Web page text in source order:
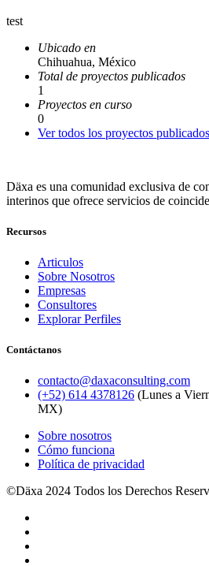
test
Ubicado en
Chihuahua, México
Total de proyectos publicados
1
Proyectos en curso
0
Ver todos los proyectos publicados
Däxa es una comunidad exclusiva de
interinos que ofrece servicios de
Recursos
Articulos
Sobre Nosotros
Empresas
Consultores
Explorar Perfiles
Contáctanos
contacto@daxaconsulting.com
(+52) 614 4378126 (Lunes a
MX)
Sobre nosotros
Cómo funciona
Política de privacidad
©Däxa 2024 Todos los Derechos